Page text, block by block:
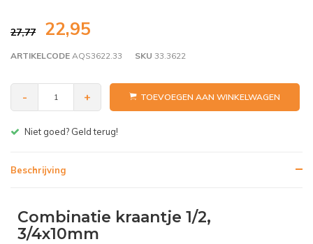
27,77 22,95
ARTIKELCODE AQS3622.33 SKU 33.3622
- + TOEVOEGEN AAN WINKELWAGEN
Gratis bezorgen v.a. € 150,- (NL)
Beschrijving
Combinatie kraantje 1/2,
3/4x10mm